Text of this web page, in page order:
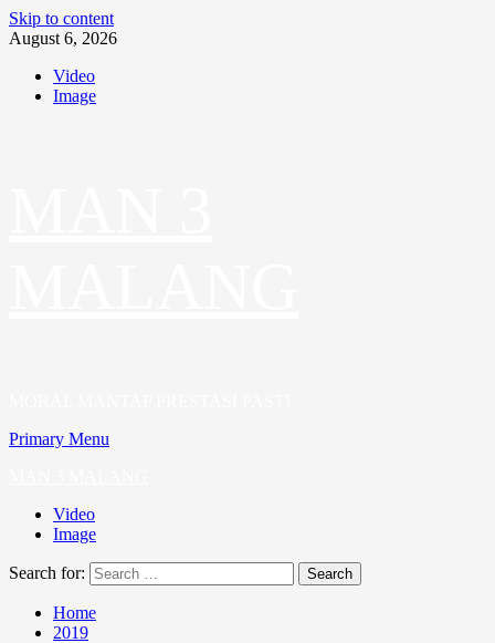
Skip to content
August 6, 2026
Video
Image
Primary Menu
Video
Image
Search for:
Home
2019